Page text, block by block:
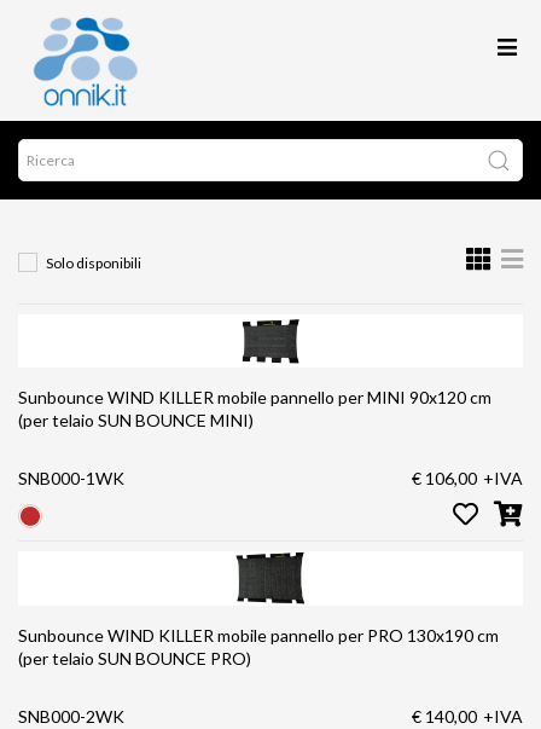
Solo disponibili
Sunbounce WIND KILLER mobile pannello per MINI 90x120 cm
(per telaio SUN BOUNCE MINI)
SNB000-1WK € 106,00 +IVA
Sunbounce WIND KILLER mobile pannello per PRO 130x190 cm
(per telaio SUN BOUNCE PRO)
SNB000-2WK € 140,00 +IVA